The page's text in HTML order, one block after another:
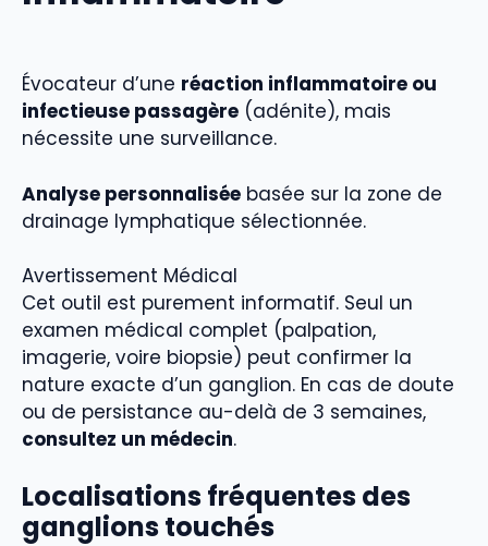
Évocateur d’une réaction inflammatoire ou
infectieuse passagère (adénite), mais
nécessite une surveillance.
Analyse personnalisée basée sur la zone de
drainage lymphatique sélectionnée.
Avertissement Médical
Cet outil est purement informatif. Seul un
examen médical complet (palpation,
imagerie, voire biopsie) peut confirmer la
nature exacte d’un ganglion. En cas de doute
ou de persistance au-delà de 3 semaines,
consultez un médecin.
Localisations fréquentes des
ganglions touchés